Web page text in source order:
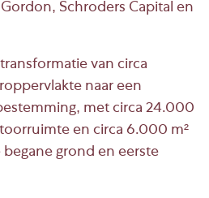
Schroders Capital en
van circa
naar een
met circa 24.000
en circa 6.000 m²
grond en eerste